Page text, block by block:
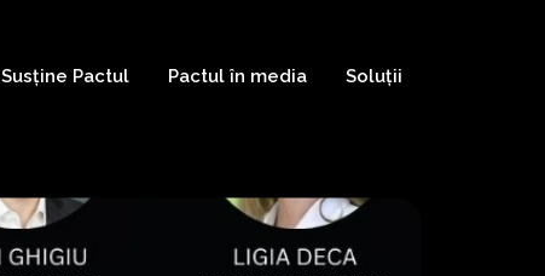
Susține Pactul
Persoană Juridică
Susține Pactul ca
Persoană Fizică
Pactul în media Soluții